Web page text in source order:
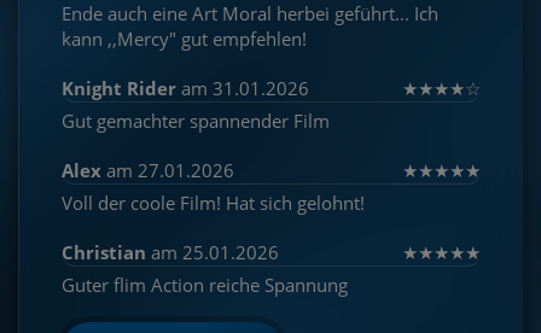
Ende auch eine Art Moral herbei geführt... Ich
kann ,,Mercy" gut empfehlen!
Knight Rider am 31.01.2026 ★★★★☆
Gut gemachter spannender Film
Alex am 27.01.2026 ★★★★★
Voll der coole Film! Hat sich gelohnt!
Christian am 25.01.2026 ★★★★★
Guter flim Action reiche Spannung